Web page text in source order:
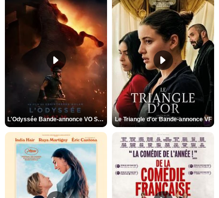
L'Odyssée Bande-annonce VO STFR Le Triangle d'or Bande-annonce VF